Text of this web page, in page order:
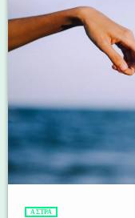
ΑΣΤΡΑ